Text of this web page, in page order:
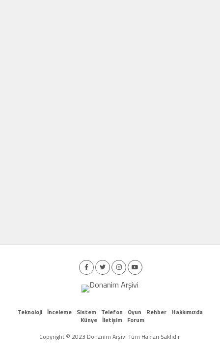
Teknoloji İnceleme Sistem Telefon Oyun Rehber
Hakkımızda
Künye İletişim Forum
Copyright © 2023 Donanım Arşivi Tüm Hakları Saklıdır.